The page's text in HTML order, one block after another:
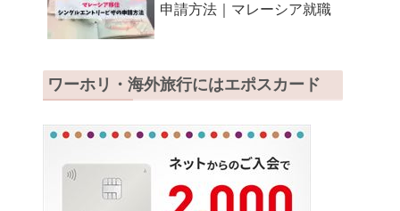
申請方法｜マレーシア就職
ワーホリ・海外旅行にはエポスカード